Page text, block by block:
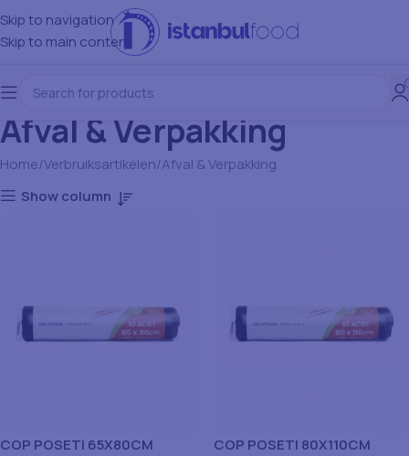
Skip to navigation
Skip to main content
Afval & Verpakking
Home Verbruiksartikelen Afval & Verpakking
Show column
COP POSETI 65X80CM
COP POSETI 80X110CM